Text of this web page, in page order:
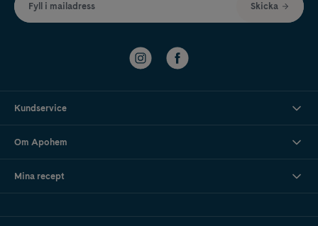
Fyll i mailadress Skicka
Kundservice
Om Apohem
Mina recept